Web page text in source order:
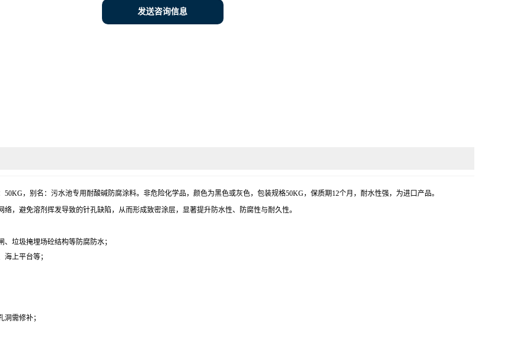
发送咨询信息
，别名：污水池专用耐酸碱防腐涂料。非危险化学品，颜色为黑色或灰色，包装规格50KG，保质期12个月，耐水性强，为进口产品。
，避免溶剂挥发导致的针孔缺陷，从而形成致密涂层，显著提升防水性、防腐性与耐久性。
垃圾掩埋场砼结构等防腐防水；
上平台等；
需修补；